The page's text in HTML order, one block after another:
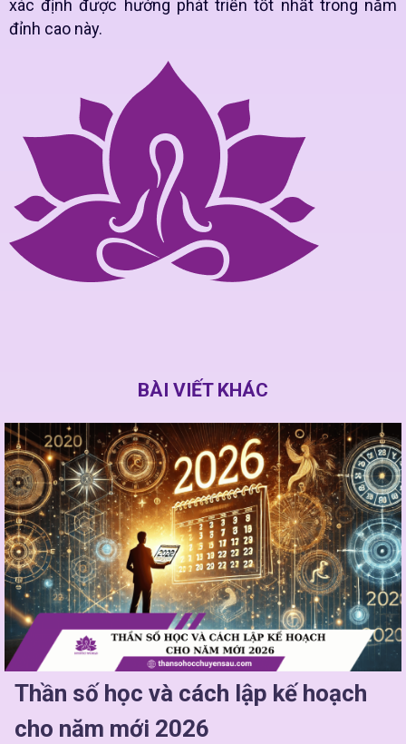
xác định được hướng phát triển tốt nhất trong năm
đỉnh cao này.
BÀI VIẾT KHÁC
Thần số học và cách lập kế hoạch
cho năm mới 2026